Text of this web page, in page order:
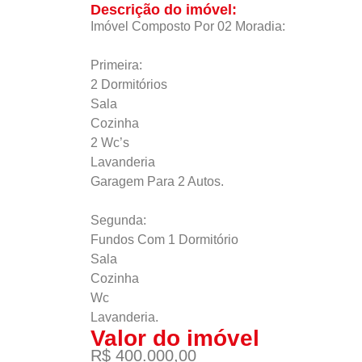
Descrição do imóvel:
Imóvel Composto Por 02 Moradia:
Primeira:
2 Dormitórios
Sala
Cozinha
2 Wc’s
Lavanderia
Garagem Para 2 Autos.
Segunda:
Fundos Com 1 Dormitório
Sala
Cozinha
Wc
Lavanderia.
Valor do imóvel
R$ 400.000,00